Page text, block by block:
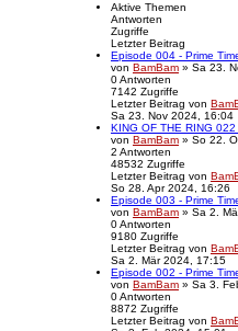
Aktive Themen
Antworten
Zugriffe
Letzter Beitrag
Episode 004 - Prime
von BamBam » Sa 23.
0Antworten
7142 Zugriffe
Letzter Beitrag von
Sa 23. Nov 2024, 16:04
KING OF THE RING
von BamBam » So 22.
2 Antworten
48532 Zugriffe
Letzter Beitrag von
So 28. Apr 2024, 16:26
Episode 003 - Prime
von BamBam » Sa 2.
0Antworten
9180 Zugriffe
Letzter Beitrag von
Sa 2. Mär 2024, 17:15
Episode 002 - Prime
von BamBam » Sa 3.
0Antworten
8872 Zugriffe
Letzter Beitrag von